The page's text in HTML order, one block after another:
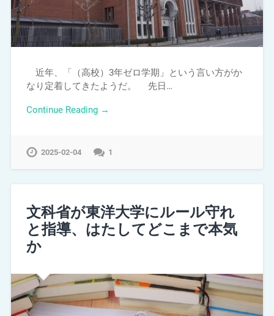
近年、「（高校）3年ゼロ学期」という言い方がか
なり定着してきたようだ。 先日…
Continue Reading →
2025-02-04 1
文科省が東洋大学にルール守れ
と指導、はたしてどこまで本気
か